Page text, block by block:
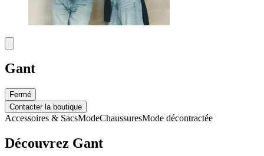
Gant
Fermé
Contacter la boutique
Accessoires & SacsModeChaussuresMode décontractée
Découvrez Gant